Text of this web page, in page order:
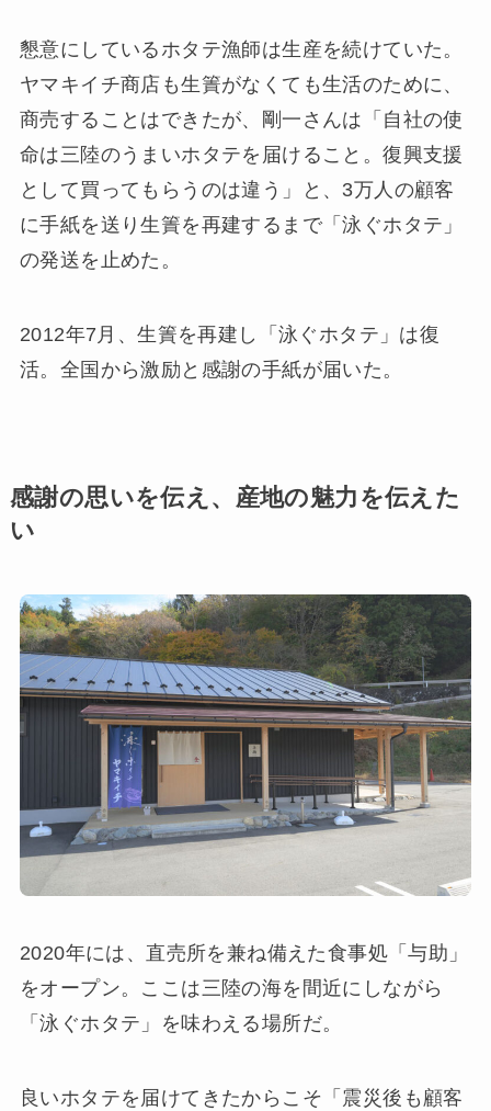
懇意にしているホタテ漁師は生産を続けていた。
ヤマキイチ商店も生簀がなくても生活のために、
商売することはできたが、剛一さんは「自社の使
命は三陸のうまいホタテを届けること。復興支援
として買ってもらうのは違う」と、3万人の顧客
に手紙を送り生簀を再建するまで「泳ぐホタテ」
の発送を止めた。
2012年7月、生簀を再建し「泳ぐホタテ」は復
活。全国から激励と感謝の手紙が届いた。
感謝の思いを伝え、産地の魅力を伝えた
い
2020年には、直売所を兼ね備えた食事処「与助」
をオープン。ここは三陸の海を間近にしながら
「泳ぐホタテ」を味わえる場所だ。
良いホタテを届けてきたからこそ「震災後も顧客